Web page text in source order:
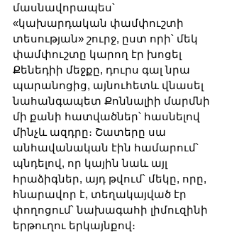
մասնավորապես՝
«կախարդական փամփուշտի
տեսության» շուրջ, ըստ որի՝ մեկ
փամփուշտը կարող էր խոցել
Քենեդիի մեջքը, դուրս գալ նրա
պարանոցից, այնուհետև վնասել
նահանգապետ Քոննալիի մարմնի
մի քանի հատվածներ՝ հասնելով
մինչև ազդրը։ Շատերը սա
անհավանական էին համարում՝
պնդելով, որ կային նաև այլ
հրաձիգներ, այդ թվում՝ մեկը, որը,
հնարավոր է, տեղակայված էր
փողոցում՝ նախագահի լիմուզինի
երթուղու երկայնքով։